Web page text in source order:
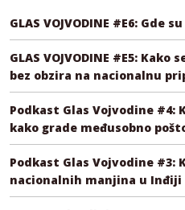
GLAS VOJVODINE #E6: Gde
GLAS VOJVODINE #E5:
bez obzira na nacionalnu
Podkast Glas Vojvodine #4:
kako grade međusobno
Podkast Glas Vojvodine #3:
nacionalnih manjina u Inđiji